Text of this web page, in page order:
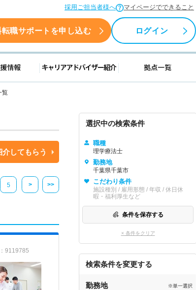
採用ご担当者様へ マイページでできること
転職サポートを申し込む ログイン
転職支援情報 キャリアアドバイザー紹介
覧
してもらう
5 > >>
9119785
選択中の検索条件
職種
理学療法士
勤務地
千葉県千葉市
こだわり条件
施設種別 / 雇用形態 / 年収 / 休日休
暇・福利厚生など
条件を保存する
× 条件をクリア
検索条件を変更する
勤務地 ※単一選択